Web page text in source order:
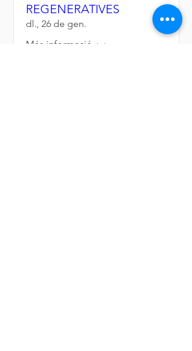
REGENERATIVES
dl., 26 de gen.
Més informació